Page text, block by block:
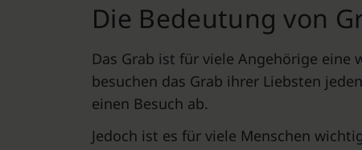
Die Bedeutung von
Das Grab ist für viele Angehörige
besuchen das Grab ihrer Liebsten
einen Besuch ab.
Jedoch ist es für viele Menschen